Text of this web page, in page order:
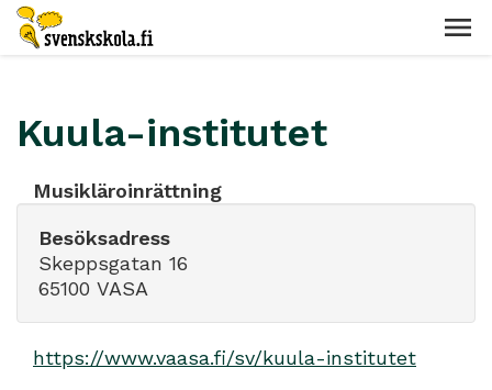
Kuula-institutet
Musikläroinrättning
Besöksadress
Skeppsgatan 16
65100 VASA
https://www.vaasa.fi/sv/kuula-institutet